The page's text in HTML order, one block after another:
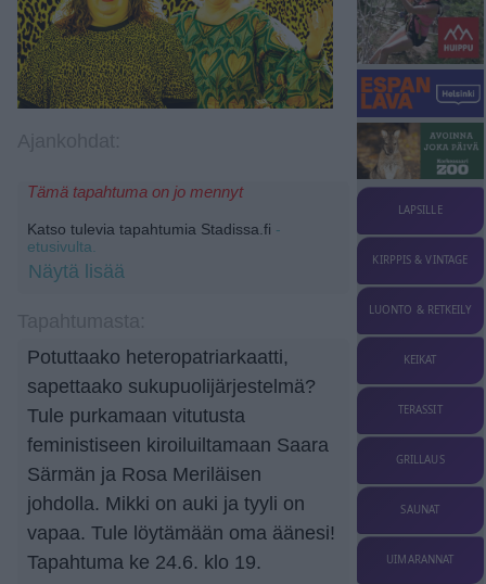
Tämä tapahtuma on jo mennyt
Katso tulevia tapahtumia Stadissa.fi -
etusivulta.
Näytä lisää
Potuttaako heteropatriarkaatti,
sapettaako sukupuolijärjestelmä?
Tule purkamaan vitutusta
feministiseen kiroiluiltamaan Saara
Särmän ja Rosa Meriläisen
johdolla. Mikki on auki ja tyyli on
vapaa. Tule löytämään oma äänesi!
Tapahtuma ke 24.6. klo 19.
LAPSILLE
KIRPPIS & VINTAGE
LUONTO & RETKEILY
KEIKAT
TERASSIT
GRILLAUS
SAUNAT
UIMARANNAT